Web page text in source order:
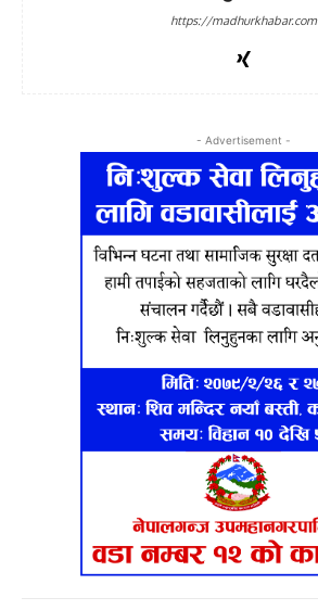
https://madhurkhabar.com
- Advertisement -